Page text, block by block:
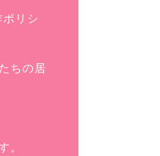
リシ
ちの居
。